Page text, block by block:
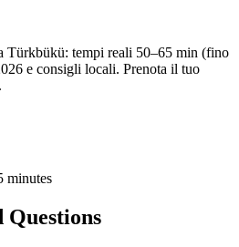
tempi reali 50–65 min (fino
e consigli locali. Prenota il tuo
minutes
Questions